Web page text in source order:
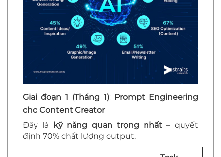
Giai đoạn 1 (Tháng 1): Prompt Engineering
cho Content Creator
Đây là
kỹ năng quan trọng nhất– quyết
định 70% chất lượng output.